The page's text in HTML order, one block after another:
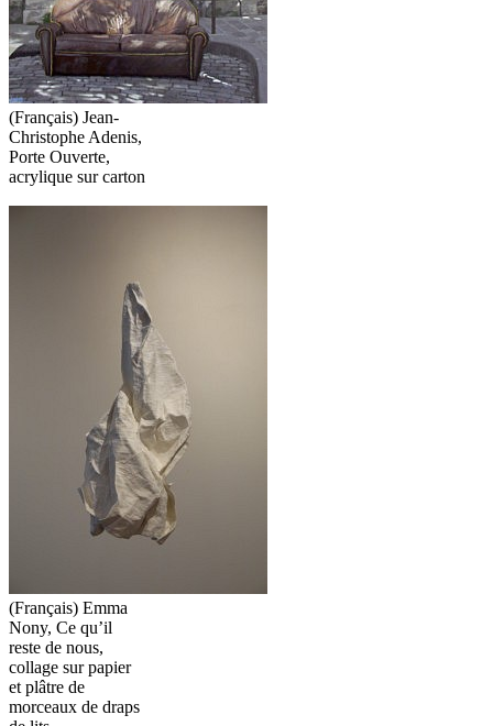
(Français) Jean-
Christophe Adenis,
Porte Ouverte,
acrylique sur carton
(Français) Emma
Nony, Ce qu’il
reste de nous,
collage sur papier
et plâtre de
morceaux de draps